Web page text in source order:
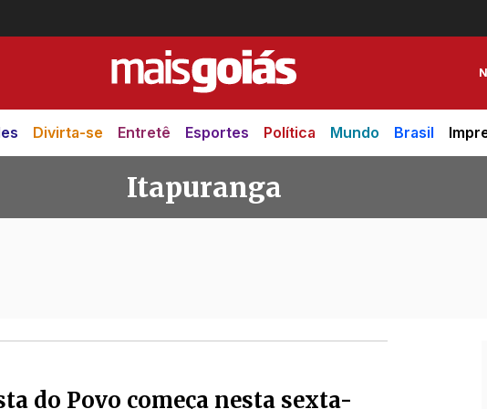
Divirta-se Entretê Esportes Política Mundo Brasil
Itapuranga
do Povo começa nesta sexta-